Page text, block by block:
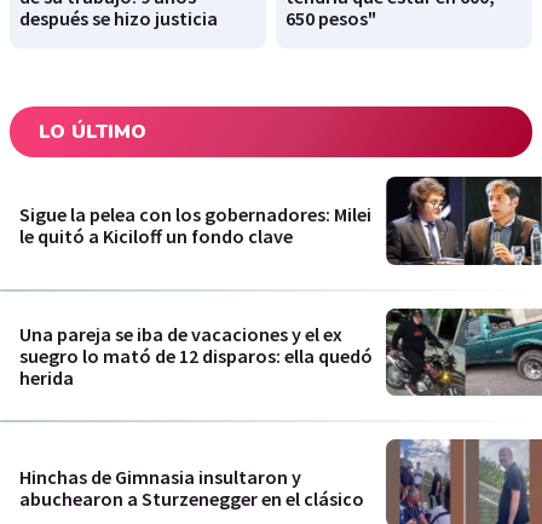
después se hizo justicia
650 pesos"
LO ÚLTIMO
Sigue la pelea con los gobernadores: Milei
le quitó a Kiciloff un fondo clave
Una pareja se iba de vacaciones y el ex
suegro lo mató de 12 disparos: ella quedó
herida
Hinchas de Gimnasia insultaron y
abuchearon a Sturzenegger en el clásico